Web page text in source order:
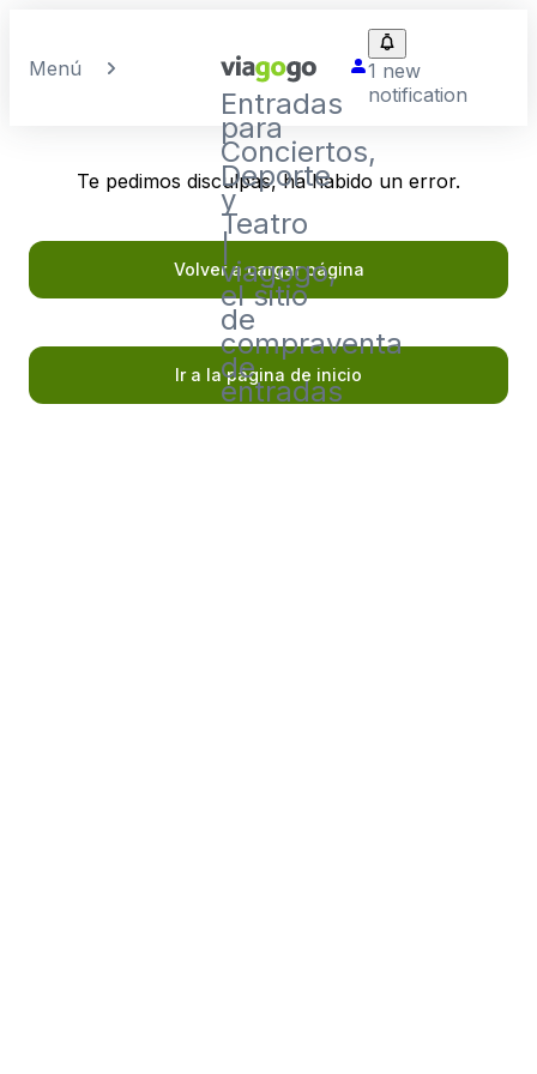
Menú
Entradas
para
Conciertos,
Deporte
y
Teatro
|
viagogo,
el sitio
de
compraventa
de
entradas
1 new
notification
Te pedimos disculpas, ha habido un error.
Volver a cargar página
Ir a la página de inicio